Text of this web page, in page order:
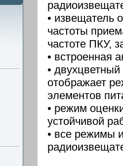
• извещатель
частоты
частоте ПКУ,
• встроенная
•
отображает
элементов
• режим
устойчивой
• все режимы